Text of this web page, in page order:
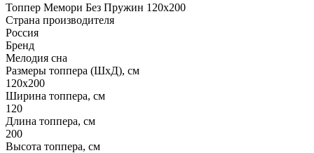
Топпер Мемори Без Пружин 120х200
Страна производителя
Россия
Бренд
Мелодия сна
Размеры топпера (ШхД), см
120х200
Ширина топпера, см
120
Длина топпера, см
200
Высота топпера, см